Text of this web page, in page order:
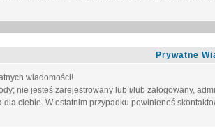
Prywatne
wiadomości!
nie jesteś zarejestrowany lub i/lub zalogowany,
dla ciebie. W ostatnim przypadku powinieneś